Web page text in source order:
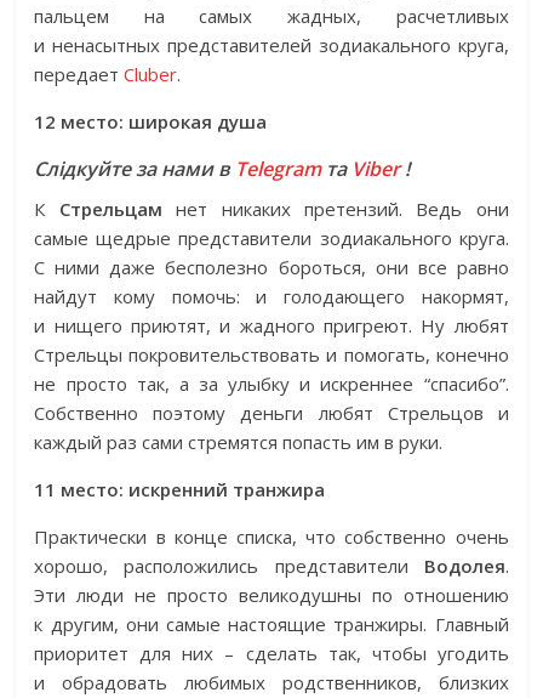
пальцем на самых жадных, расчетливых
и ненасытных представителей зодиакального круга,
передаетСluber.
12 место: широкая душа
Слідкуйте за нами в Telegramта Viber!
К Стрельцамнет никаких претензий. Ведь они
самые щедрые представители зодиакального круга.
С ними даже бесполезно бороться, они все равно
найдут кому помочь: и голодающего накормят,
и нищего приютят, и жадного пригреют. Ну любят
Стрельцы покровительствовать и помогать, конечно
не просто так, а за улыбку и искреннее “спасибо”.
Собственно поэтому деньги любят Стрельцов и
каждый раз сами стремятся попасть им в руки.
11 место: искренний транжира
Практически в конце списка, что собственно очень
хорошо, расположились представители Водолея.
Эти люди не просто великодушны по отношению
к другим, они самые настоящие транжиры. Главный
приоритет для них – сделать так, чтобы угодить
и обрадовать любимых родственников, близких